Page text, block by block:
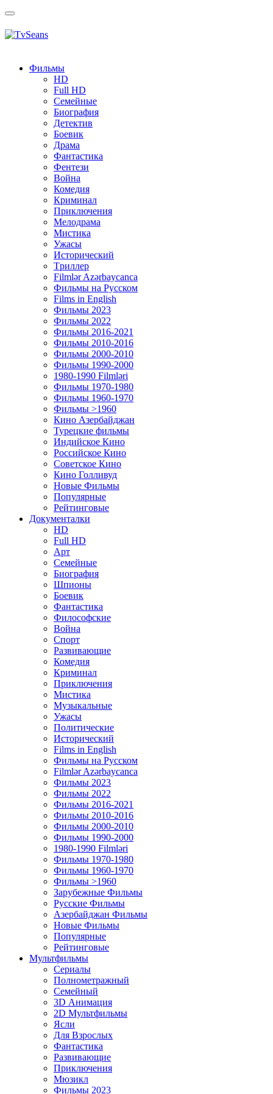
Toggle
Фильмы
HD
Full HD
Семейные
Биография
Детектив
Боевик
Драма
Фантастика
Фентези
Война
Комедия
Криминал
Приключения
Мелодрама
Мистика
Ужасы
Исторический
Tриллер
Filmlər Azərbaycanca
Фильмы на Русском
Films in English
Фильмы 2023
Фильмы 2022
Фильмы 2016-2021
Фильмы 2010-2016
Фильмы 2000-2010
Фильмы 1990-2000
1980-1990 Filmləri
Фильмы 1970-1980
Фильмы 1960-1970
Фильмы >1960
Кино Азербайджан
Турецкие фильмы
Индийское Кино
Российское Кино
Советское Кино
Кино Голливуд
Новые Фильмы
Популярные
Рейтинговые
Документалки
HD
Full HD
Арт
Семейные
Биография
Шпионы
Боевик
Фантастика
Философские
Война
Спорт
Развивающие
Комедия
Криминал
Приключения
Мистика
Музыкальные
Ужасы
Политические
Исторический
Films in English
Фильмы на Русском
Filmlər Azərbaycanca
Фильмы 2023
Фильмы 2022
Фильмы 2016-2021
Фильмы 2010-2016
Фильмы 2000-2010
Фильмы 1990-2000
1980-1990 Filmləri
Фильмы 1970-1980
Фильмы 1960-1970
Фильмы >1960
Зарубежные Фильмы
Русские Фильмы
Азербайджан Фильмы
Новые Фильмы
Популярные
Рейтинговые
Мультфильмы
Сериалы
Полнометражный
Семейный
3D Анимация
2D Мультфильмы
Ясли
Для Взрослых
Фантастика
Развивающие
Приключения
Мюзикл
Фильмы 2023